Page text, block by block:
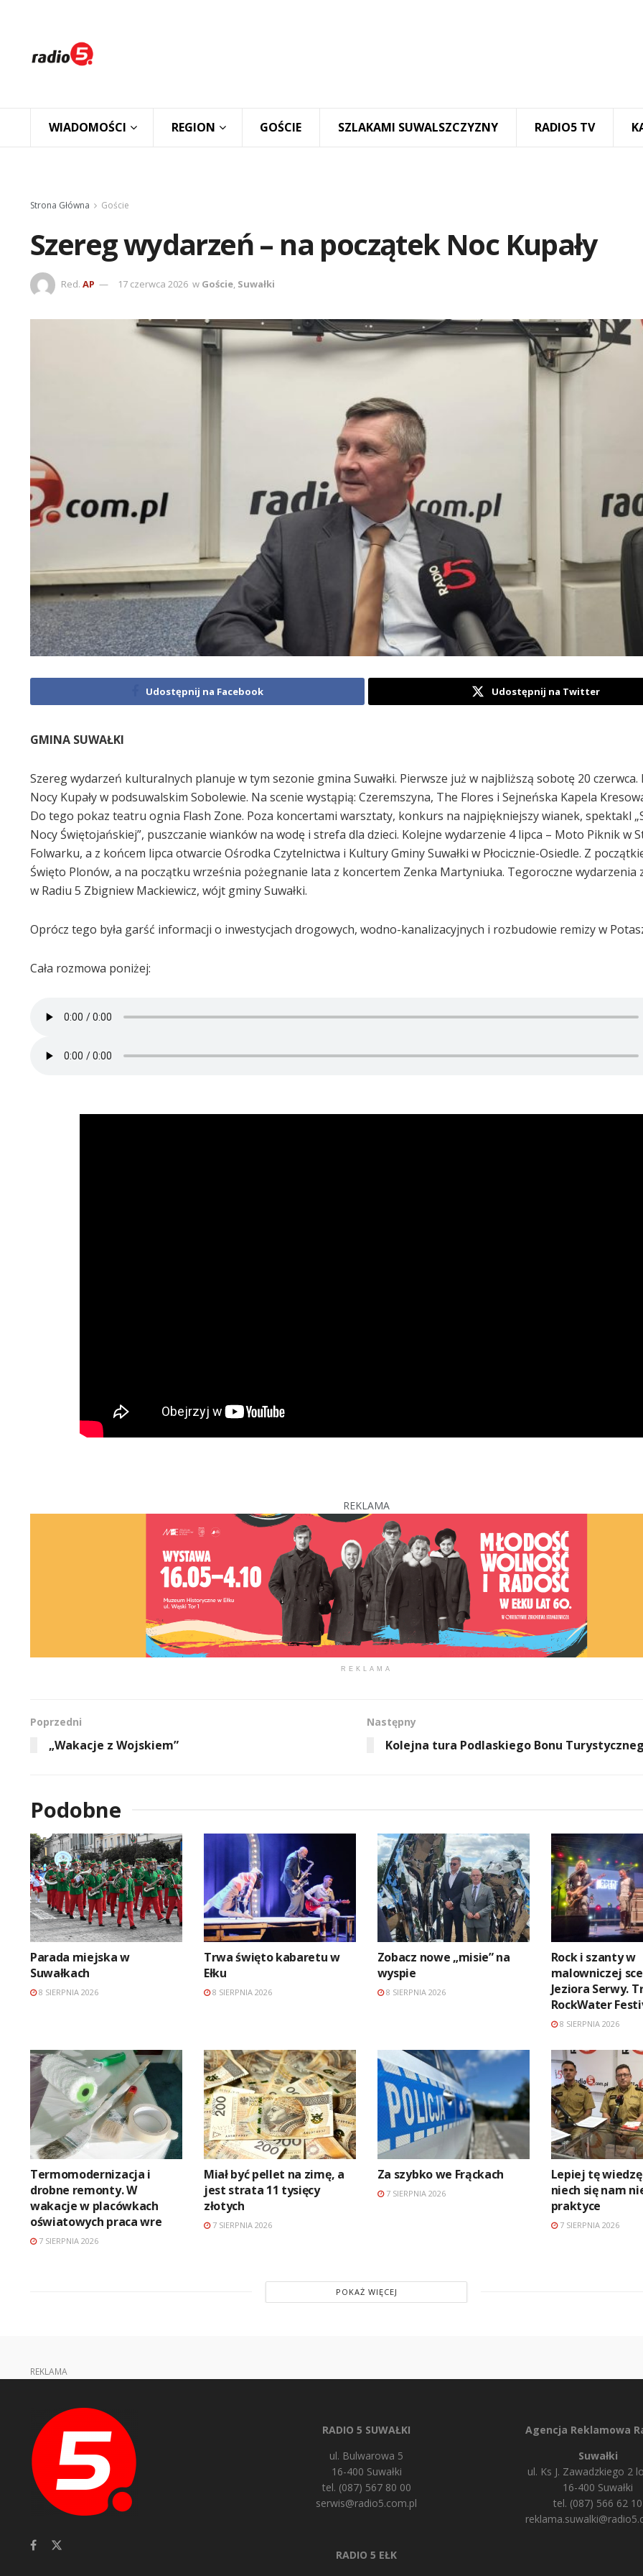
WIADOMOŚCI REGION GOŚCIE SZLAKAMI SUWALSZCZYZNY RADIO5 TV
Strona Główna Goście
Szereg wydarzeń – na początek Noc Kupały
Red. AP 17 czerwca 2026 w Goście, Suwałki
Udostępnij na Facebook Udostępnij na Twitter
GMINA SUWAŁKI
Szereg wydarzeń kulturalnych planuje w tym sezonie gmina Suwałki. Pierwsze już w najbliższą sobotę 20 czerwca.
Nocy Kupały w podsuwalskim Sobolewie. Na scenie wystąpią: Czeremszyna, The Flores i Sejneńska Kapela
Do tego pokaz teatru ognia Flash Zone. Poza koncertami warsztaty, konkurs na najpiękniejszy wianek, spektakl
Nocy Świętojańskiej”, puszczanie wianków na wodę i strefa dla dzieci. Kolejne wydarzenie 4 lipca – Moto Piknik w
Folwarku, a z końcem lipca otwarcie Ośrodka Czytelnictwa i Kultury Gminy Suwałki w Płocicznie-Osiedle. Z
Święto Plonów, a na początku września pożegnanie lata z koncertem Zenka Martyniuka. Tegoroczne wydarzenia
w Radiu 5 Zbigniew Mackiewicz, wójt gminy Suwałki.
Oprócz tego była garść informacji o inwestycjach drogowych, wodno-kanalizacyjnych i rozbudowie remizy w
Cała rozmowa poniżej:
REKLAMA
REKLAMA
Poprzedni
„Wakacje z Wojskiem”
Następny
Kolejna tura Podlaskiego Bonu
Podobne
Parada miejska w
Suwałkach
8 SIERPNIA 2026
Trwa święto kabaretu w
Ełku
8 SIERPNIA 2026
Zobacz nowe „misie” na
wyspie
8 SIERPNIA 2026
Rock i szanty w
malowniczej
Jeziora Serwy.
RockWater
8 SIERPNIA 2026
Termomodernizacja i
drobne remonty. W
wakacje w placówkach
oświatowych praca wre
7 SIERPNIA 2026
Miał być pellet na zimę, a
jest strata 11 tysięcy
złotych
7 SIERPNIA 2026
Za szybko we Frąckach
7 SIERPNIA 2026
Lepiej tę
niech się nam
praktyce
7 SIERPNIA 2026
POKAŻ WIĘCEJ
REKLAMA
RADIO 5 SUWAŁKI
ul. Bulwarowa 5
16-400 Suwałki
tel. (087) 567 80 00
serwis@radio5.com.pl
RADIO 5 EŁK
Agencja Reklamowa
Suwałki
ul. Ks J. Zawadzkiego 2
16-400 Suwałki
tel. (087) 566 62 10